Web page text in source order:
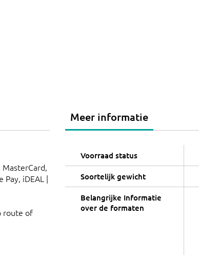
Pay, iDEAL |
route of
Meer informatie
Voorraad status
Soortelijk gewicht
Belangrijke Informatie
over de formaten